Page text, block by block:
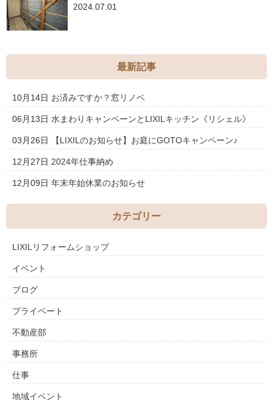
2024.07.01
最新記事
10月14日 お済みですか？窓リノベ
06月13日 水まわりキャンペーンとLIXILキッチン《リシェル》
03月26日 【LIXILのお知らせ】お庭にGOTOキャンペーン♪
12月27日 2024年仕事納め
12月09日 年末年始休業のお知らせ
カテゴリー
LIXILリフォームショップ
イベント
ブログ
プライベート
不動産部
事務所
仕事
地域イベント